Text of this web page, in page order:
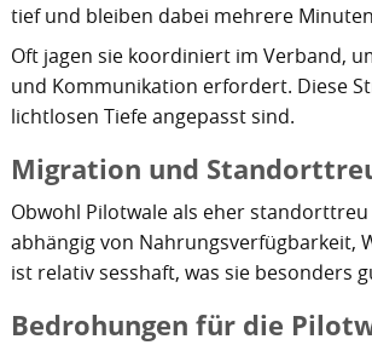
tief und bleiben dabei mehrere
Oft jagen sie koordiniert im Verband,
und Kommunikation erfordert. Diese
lichtlosen Tiefe angepasst sind.
Migration und
Obwohl Pilotwale als eher
abhängig von Nahrungsverfügbarkeit,
ist relativ sesshaft, was sie besonders
Bedrohungen für die